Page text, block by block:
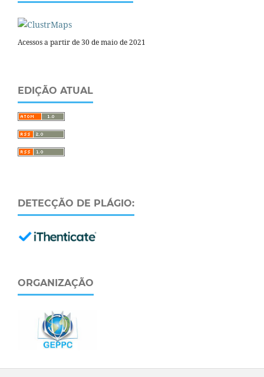
Acessos a partir de 30 de maio de 2021
EDIÇÃO ATUAL
DETECÇÃO DE PLÁGIO:
ORGANIZAÇÃO